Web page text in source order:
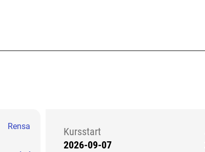
Rensa
Kursstart
2026-09-07